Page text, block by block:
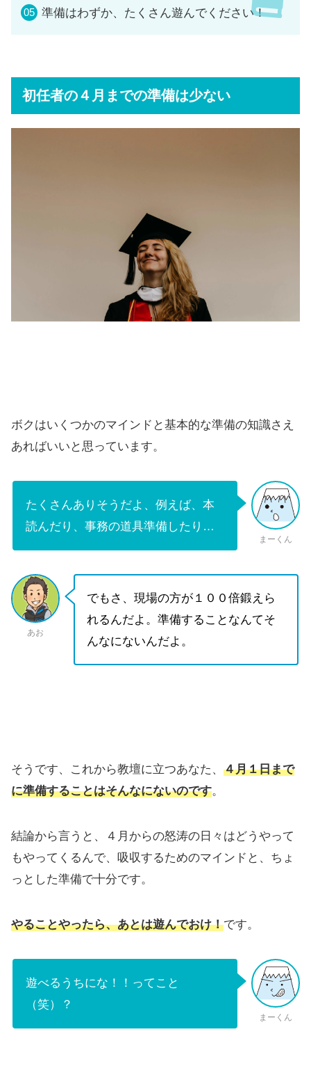
準備はわずか、たくさん遊んでください！
初任者の４月までの準備は少ない
ボクはいくつかのマインドと基本的な準備の知識さえ
あればいいと思っています。
たくさんありそうだよ、例えば、本
読んだり、事務の道具準備したり…
まーくん
あお
でもさ、現場の方が１００倍鍛えら
れるんだよ。準備することなんてそ
んなにないんだよ。
そうです、これから教壇に立つあなた、 ４月１日まで
に準備することはそんなにないのです。
結論から言うと、４月からの怒涛の日々はどうやって
もやってくるんで、 吸収するためのマインドと、ちょ
っとした準備で十分です。
やることやったら、あとは遊んでおけ！です。
遊べるうちにな！！ってこと
（笑）？
まーくん